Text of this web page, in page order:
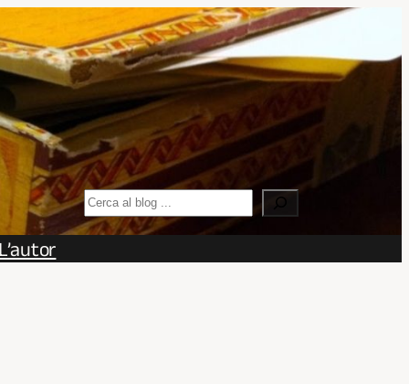
Search